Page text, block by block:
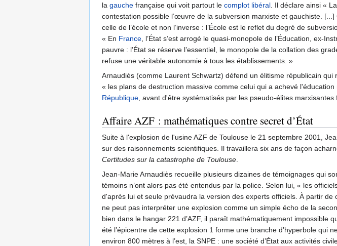
la gauche française qui voit partout le complot libéral. Il déclare ainsi «
contestation possible l’œuvre de la subversion marxiste et gauchiste.
celle de l’école et non l’inverse : l’École est le reflet du degré de
« En France, l’État s’est arrogé le quasi-monopole de l’Éducation, ex-
pauvre : l’État se réserve l’essentiel, le monopole de la collation des
refuse une véritable autonomie à tous les établissements. »
Arnaudiès (comme Laurent Schwartz) défend un élitisme républicain
« les plans de destruction massive comme celui qui a achevé
République, avant d'être systématisés par les pseudo-élites marxisantes
Affaire AZF : mathématiques contre secret d’État
Suite à l'explosion de l'usine AZF de Toulouse le 21 septembre 2001,
sur des raisonnements scientifiques. Il travaillera six ans de façon
Certitudes sur la catastrophe de Toulouse.
Jean-Marie Arnaudiès recueille plusieurs dizaines de témoignages qui
témoins n’ont alors pas été entendus par la police. Selon lui, « les
d'après lui et seule prévaudra la version des experts officiels. À partir
ne peut pas interpréter une explosion comme un simple écho de la
bien dans le hangar 221 d’AZF, il paraît mathématiquement impossible
été l’épicentre de cette explosion 1 forme une branche d’hyperbole qui
environ 800 mètres à l’est, la SNPE : une société d’État aux activités